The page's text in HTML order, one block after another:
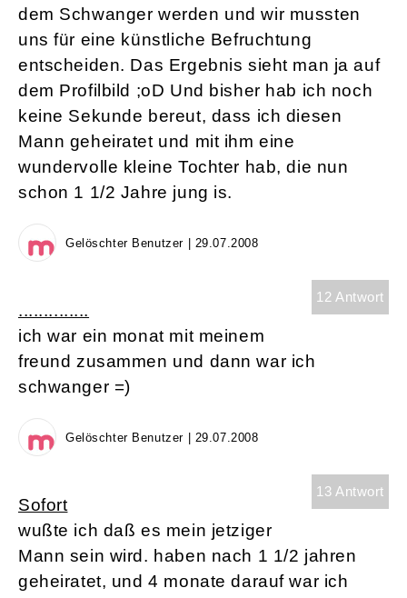
dem Schwanger werden und wir mussten
uns für eine künstliche Befruchtung
entscheiden. Das Ergebnis sieht man ja auf
dem Profilbild ;oD Und bisher hab ich noch
keine Sekunde bereut, dass ich diesen
Mann geheiratet und mit ihm eine
wundervolle kleine Tochter hab, die nun
schon 1 1/2 Jahre jung is.
Gelöschter Benutzer | 29.07.2008
12 Antwort
..............
ich war ein monat mit meinem
freund zusammen und dann war ich
schwanger =)
Gelöschter Benutzer | 29.07.2008
13 Antwort
Sofort
wußte ich daß es mein jetziger
Mann sein wird. haben nach 1 1/2 jahren
geheiratet, und 4 monate darauf war ich